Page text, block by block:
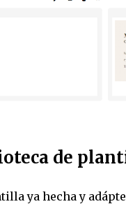
de
ya hecha y